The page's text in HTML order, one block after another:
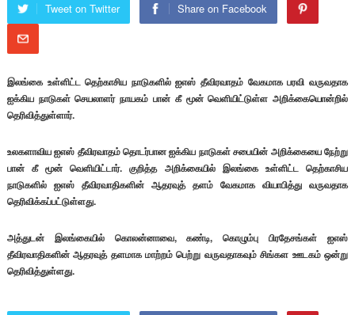
Tweet on Twitter Share on Facebook
இலங்கை உள்ளிட்ட தெற்காசிய நாடுகளில் ஐஎஸ் தீவிரவாதம் வேகமாக பரவி வருவதாக
ஐக்கிய நாடுகள் செயலாளர் நாயகம் பான் கீ மூன் வெளியிட்டுள்ள அறிக்கையொன்றில்
தெரிவித்துள்ளார்.
உலகளாவிய ஐஎஸ் தீவிரவாதம் தொடர்பான ஐக்கிய நாடுகள் சபையின் அறிக்கையை நேற்று
பான் கீ மூன் வெளியிட்டார். குறித்த அறிக்கையில் இலங்கை உள்ளிட்ட தெற்காசிய
நாடுகளில் ஐஎஸ் தீவிரவாதிகளின் ஆதரவுத் தளம் வேகமாக வியாபித்து வருவதாக
தெரிவிக்கப்பட்டுள்ளது.
அத்துடன் இலங்கையில் கொலன்னாவை, கண்டி, கொழும்பு பிரதேசங்கள் ஐஎஸ்
தீவிரவாதிகளின் ஆதரவுத் தளமாக மாற்றம் பெற்று வருவதாகவும் சிங்கள ஊடகம் ஒன்று
தெரிவித்துள்ளது.